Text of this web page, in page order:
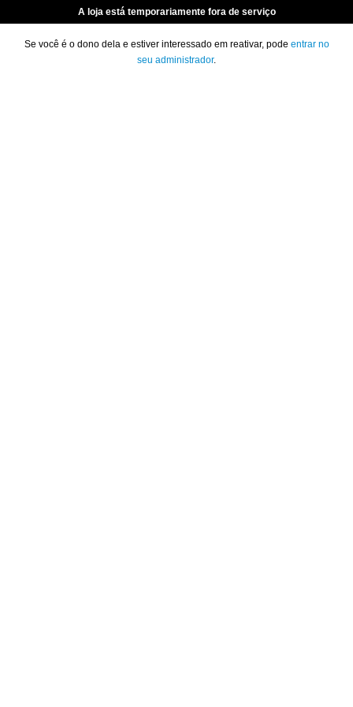
A loja está temporariamente fora de serviço
Se você é o dono dela e estiver interessado em reativar, pode entrar no
seu administrador.